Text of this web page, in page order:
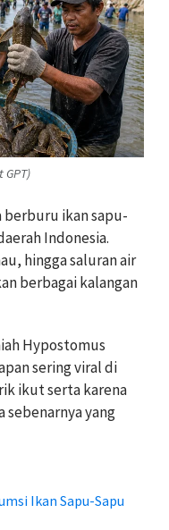
berburu ikan sapu-
Indonesia.
hingga saluran air
berbagai kalangan
Hypostomus
sering viral di
ikut serta karena
yang
Ikan Sapu-Sapu